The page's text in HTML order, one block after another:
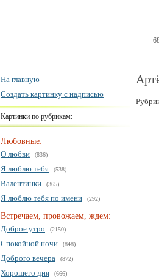
На главную
Создать картинку с надписью
Картинки по рубрикам:
Любовные:
О любви
(836)
Я люблю тебя (538)
Валентинки (365)
Я люблю тебя по имени (292)
Встречаем, провожаем, ждем:
Доброе утро
(2150)
Спокойной ночи (848)
Доброго вечера (872)
Хорошего дня (666)